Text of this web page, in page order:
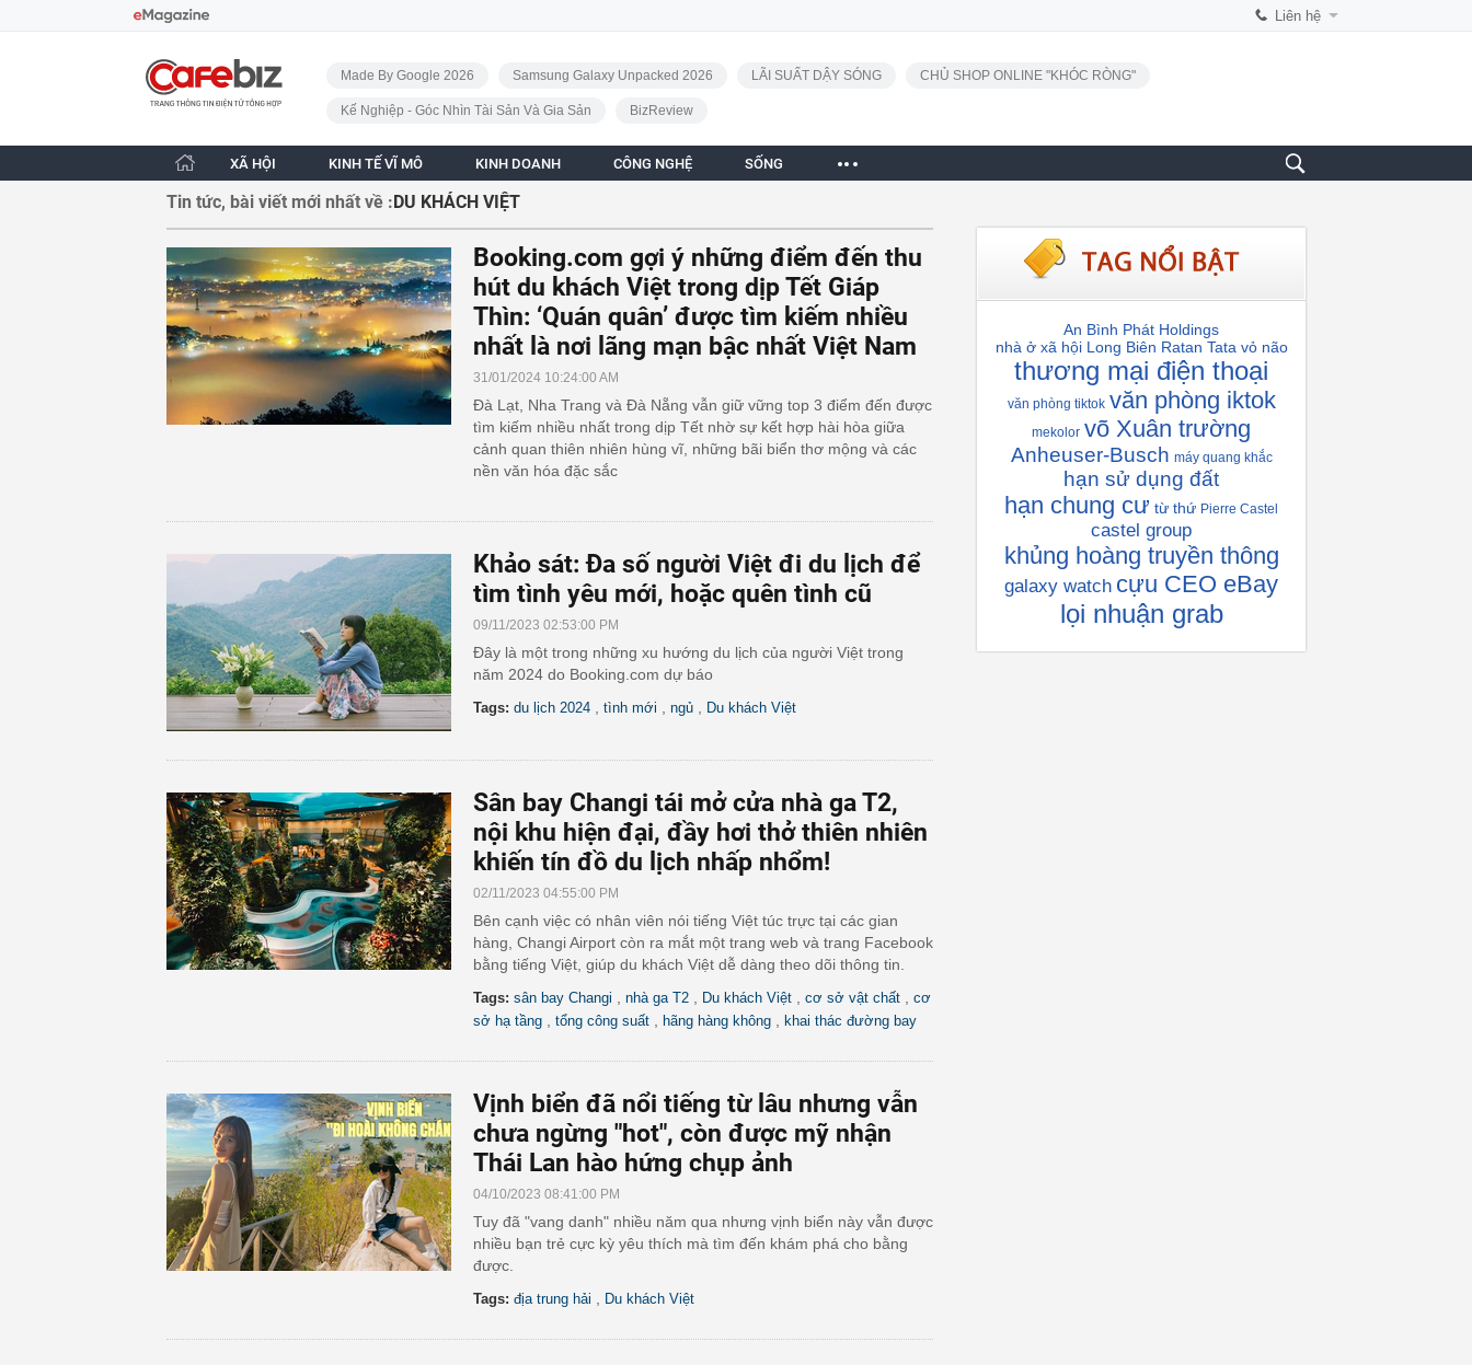
Liên hệ
CafeBiz - Trang chủ
Made By Google 2026
Samsung Galaxy Unpacked 2026 LÃI SUẤT DẬY SÓNG CHỦ SHOP ONLINE "KHÓC RÒNG"
Kế Nghiệp - Góc Nhìn Tài Sản Và Gia Sản BizReview
XÃ HỘI KINH TẾ VĨ MÔ KINH DOANH CÔNG NGHỆ SỐNG
Tin tức, bài viết mới nhất về :DU KHÁCH VIỆT
Booking.com gợi ý những điểm đến thu
hút du khách Việt trong dịp Tết Giáp
Thìn: ‘Quán quân’ được tìm kiếm nhiều
nhất là nơi lãng mạn bậc nhất Việt Nam
31/01/2024 10:24:00 AM
Đà Lạt, Nha Trang và Đà Nẵng vẫn giữ vững top 3 điểm đến được
tìm kiếm nhiều nhất trong dịp Tết nhờ sự kết hợp hài hòa giữa
cảnh quan thiên nhiên hùng vĩ, những bãi biển thơ mộng và các
nền văn hóa đặc sắc
Khảo sát: Đa số người Việt đi du lịch để
tìm tình yêu mới, hoặc quên tình cũ
09/11/2023 02:53:00 PM
Đây là một trong những xu hướng du lịch của người Việt trong
năm 2024 do Booking.com dự báo
Tags: du lịch 2024 tình mới ngủ Du khách Việt
Sân bay Changi tái mở cửa nhà ga T2,
nội khu hiện đại, đầy hơi thở thiên nhiên
khiến tín đồ du lịch nhấp nhổm!
02/11/2023 04:55:00 PM
Bên cạnh việc có nhân viên nói tiếng Việt túc trực tại các gian
hàng, Changi Airport còn ra mắt một trang web và trang Facebook
bằng tiếng Việt, giúp du khách Việt dễ dàng theo dõi thông tin.
Tags: sân bay Changi nhà ga T2 Du khách Việt cơ sở vật chất
cơ
sở hạ tầng
tổng công suất hãng hàng không khai thác đường bay
Vịnh biển đã nổi tiếng từ lâu nhưng vẫn
chưa ngừng "hot", còn được mỹ nhận
Thái Lan hào hứng chụp ảnh
04/10/2023 08:41:00 PM
Tuy đã "vang danh" nhiều năm qua nhưng vịnh biển này vẫn được
nhiều bạn trẻ cực kỳ yêu thích mà tìm đến khám phá cho bằng
được.
Tags: địa trung hải Du khách Việt
An Bình Phát Holdings
nhà ở xã hội Long Biên Ratan Tata vỏ não
thương mại điện thoại
văn phòng tiktok văn phòng iktok
mekolor võ Xuân trường
Anheuser-Busch máy quang khắc
hạn sử dụng đất
hạn chung cư từ thứ Pierre Castel
castel group
khủng hoàng truyền thông
galaxy watch cựu CEO eBay
lọi nhuận grab